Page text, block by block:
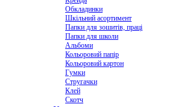
Обкладинки
Шкільний асортимент
Папки для зошитів, праці
Папки для школи
Альбоми
Кольоровий папір
Кольоровий картон
Гумки
Стругачки
Клей
Скотч